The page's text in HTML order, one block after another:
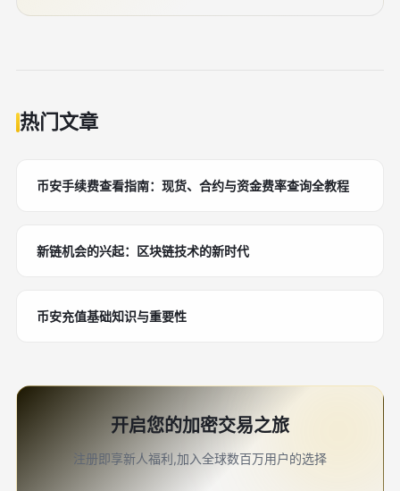
热门文章
币安手续费查看指南：现货、合约与资金费率查询全教程
新链机会的兴起：区块链技术的新时代
币安充值基础知识与重要性
开启您的加密交易之旅
注册即享新人福利,加入全球数百万用户的选择